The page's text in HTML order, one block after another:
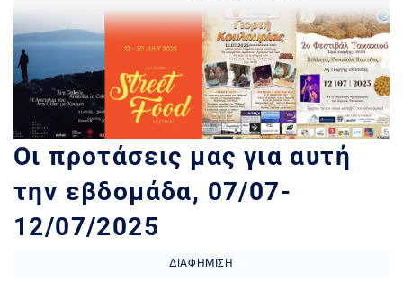
Οι προτάσεις μας για αυτή
την εβδομάδα, 07/07-
12/07/2025
ΔΙΑΦΉΜΙΣΗ